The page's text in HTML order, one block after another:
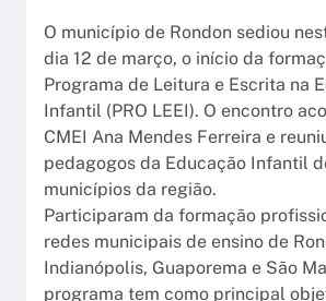
O município de Rondon sediou
dia 12 de março, o início da
Programa de Leitura e Escrita na
Infantil (PRO LEEI). O encontro
CMEI Ana Mendes Ferreira e
pedagogos da Educação Infantil
municípios da região.
Participaram da formação
redes municipais de ensino de
Indianópolis, Guaporema e São
programa tem como principal